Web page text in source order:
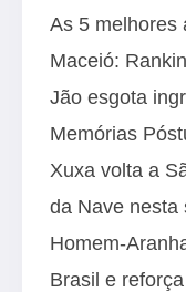
As 5 melhores
Maceió:
Jão esgota
Memórias
Xuxa volta a
da Nave nesta
Homem-
Brasil e